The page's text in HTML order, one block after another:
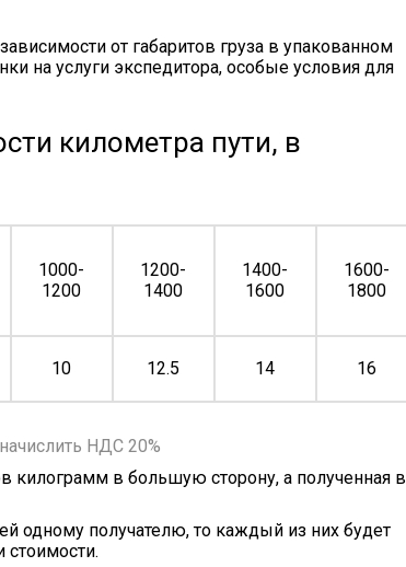
от габаритов груза в упакованном
на услуги экспедитора, особые условия для
километра пути, в
1000-
1200
1200-
1400
1400-
1600
1600-
1800
10 12.5 14 16
НДС 20%
килограмм в большую сторону, а полученная в
одному получателю, то каждый из них будет
стоимости.